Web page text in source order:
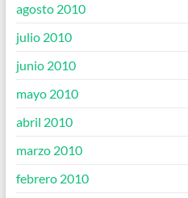
agosto 2010
julio 2010
junio 2010
mayo 2010
abril 2010
marzo 2010
febrero 2010